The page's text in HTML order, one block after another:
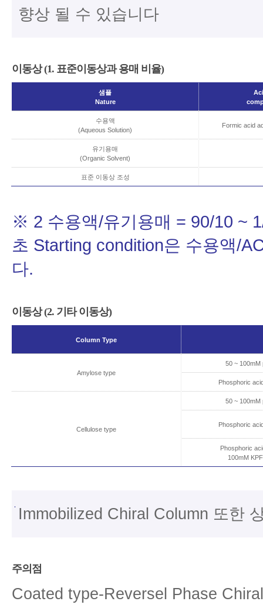
향상 될 수 있습니다
이동상 (1. 표준이동상과 용매 비율)
샘플
Nature
수용액
(Aqueous Solution)
Formic acid
유기용매
(Organic Solvent)
표준 이동상 조성
※ 2 수용액/유기용매 = 90/10 ~
초 Starting condition은 수용액/
다.
이동상 (2. 기타 이동상)
Column Type
Amylose type
50 ~ 100mM
Phosphoric
Cellulose type
50 ~ 100mM
Phosphoric
Phosphoric
100mM
Immobilized Chiral Column 또한
주의점
Coated type-Reversel Phase